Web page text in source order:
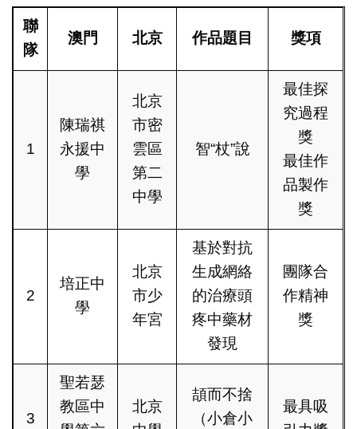
聯
隊
澳門 北京 作品題目 獎項
1
陳瑞祺
永援中
學
北京
市密
雲區
第二
中學
智“杖”說
最佳探
究過程
獎
最佳作
品製作
獎
2
培正中
學
北京
市少
年宮
基於對抗
生成網絡
的治療頭
疼中藥材
發現
團隊合
作精神
獎
3
聖若瑟
教區中
北京
頡而不捨
（小倉小
最具吸